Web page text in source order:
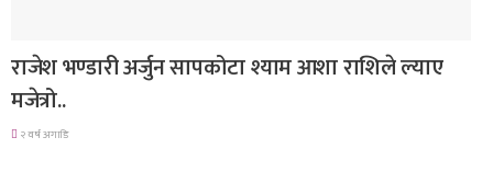
राजेश भण्डारी अर्जुन सापकोटा श्याम आशा राशिले ल्याए
मजेत्रो..
२ वर्ष अगाडि